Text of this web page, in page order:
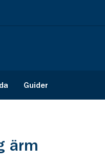
Guider
ärm